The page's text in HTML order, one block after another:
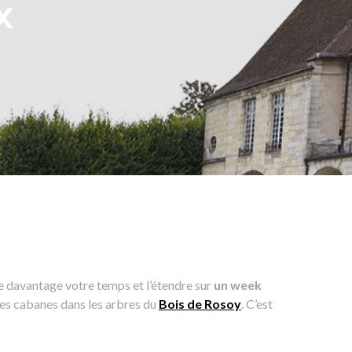
votre temps et l’étendre sur un week
cabanes dans les arbres du Bois de Rosoy. C’est